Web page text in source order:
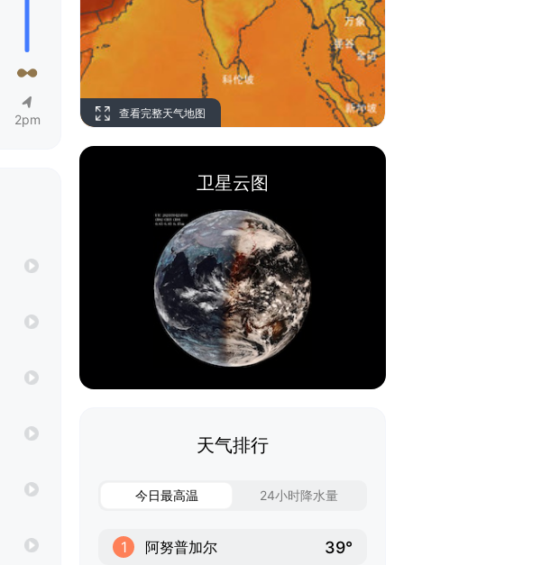
2pm 查看完整天气地图
卫星云图
天气排行
今日最高温 24小时降水量
1 阿努普加尔 39°